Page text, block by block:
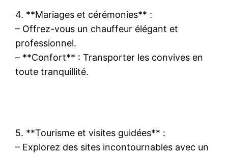
4. **Mariages et cérémonies** :
– Offrez-vous un chauffeur élégant et
professionnel.
– **Confort** : Transporter les convives en
toute tranquillité.
5. **Tourisme et visites guidées** :
– Explorez des sites incontournables avec un